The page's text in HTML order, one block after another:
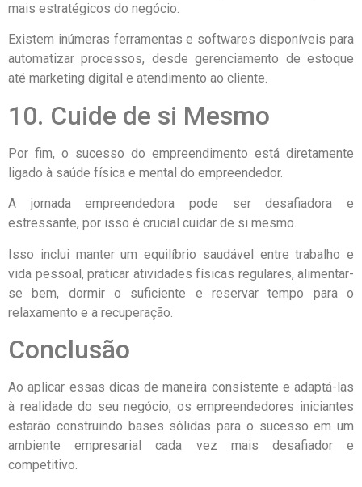
mais estratégicos do negócio.
Existem inúmeras ferramentas e softwares disponíveis para
automatizar processos, desde gerenciamento de estoque
até marketing digital e atendimento ao cliente.
10. Cuide de si Mesmo
Por fim, o sucesso do empreendimento está diretamente
ligado à saúde física e mental do empreendedor.
A jornada empreendedora pode ser desafiadora e
estressante, por isso é crucial cuidar de si mesmo.
Isso inclui manter um equilíbrio saudável entre trabalho e
vida pessoal, praticar atividades físicas regulares, alimentar-
se bem, dormir o suficiente e reservar tempo para o
relaxamento e a recuperação.
Conclusão
Ao aplicar essas dicas de maneira consistente e adaptá-las
à realidade do seu negócio, os empreendedores iniciantes
estarão construindo bases sólidas para o sucesso em um
ambiente empresarial cada vez mais desafiador e
competitivo.